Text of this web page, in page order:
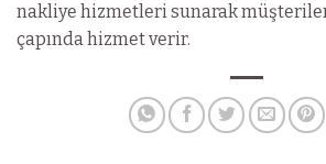
nakliye hizmetleri sunarak
çapında hizmet verir.